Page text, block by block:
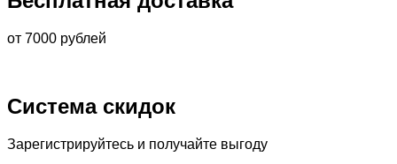
от 7000 рублей
Система скидок
Зарегистрируйтесь и получайте выгоду